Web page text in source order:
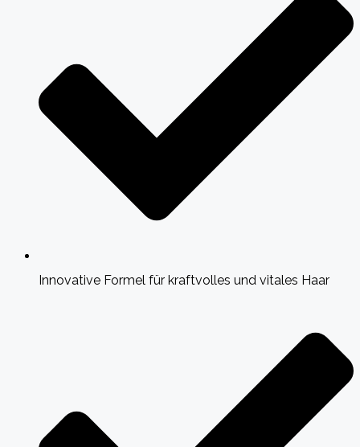
Innovative Formel für kraftvolles und vitales Haar